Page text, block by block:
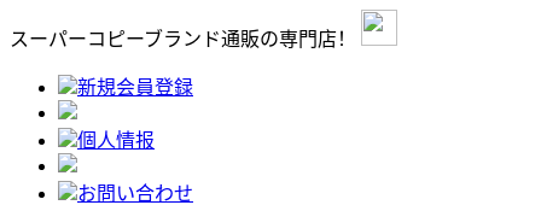
スーパーコピーブランド通販の専門店！
新規会員登録
個人情报
お問い合わせ